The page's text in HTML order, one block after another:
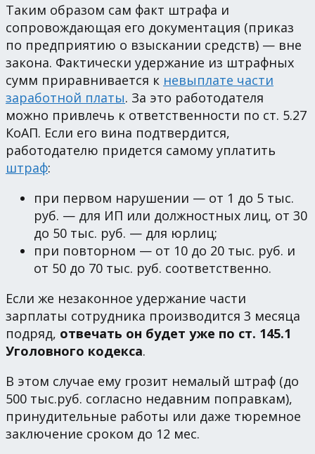
Таким образом сам факт штрафа и
сопровождающая его документация (приказ
по предприятию о взыскании средств) — вне
закона. Фактически удержание из штрафных
сумм приравнивается к невыплате части
заработной платы. За это работодателя
можно привлечь к ответственности по ст. 5.27
КоАП. Если его вина подтвердится,
работодателю придется самому уплатить
штраф:
при первом нарушении — от 1 до 5 тыс.
руб. — для ИП или должностных лиц, от 30
до 50 тыс. руб. — для юрлиц;
при повторном — от 10 до 20 тыс. руб. и
от 50 до 70 тыс. руб. соответственно.
Если же незаконное удержание части
зарплаты сотрудника производится 3 месяца
подряд, отвечать он будет уже по ст. 145.1
Уголовного кодекса.
В этом случае ему грозит немалый штраф (до
500 тыс.руб. согласно недавним поправкам),
принудительные работы или даже тюремное
заключение сроком до 12 мес.